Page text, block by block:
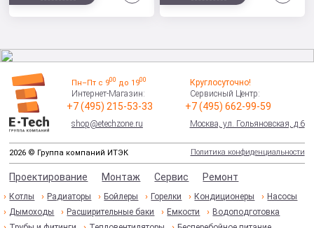
Пн–Пт с 900 до 1900
Интернет-Магазин:
+7 (495) 215-53-33
shop@etechzone.ru
Круглосуточно!
Сервисный Центр:
+7 (495) 662-99-59
Москва, ул. Гольяновская, д.6
2026 © Группа компаний ИТЭК Политика конфиденциальности
Проектирование Монтаж Сервис Ремонт
Котлы Радиаторы Бойлеры Горелки Кондиционеры
Насосы
Дымоходы
Расширительные баки Емкости
Водоподготовка